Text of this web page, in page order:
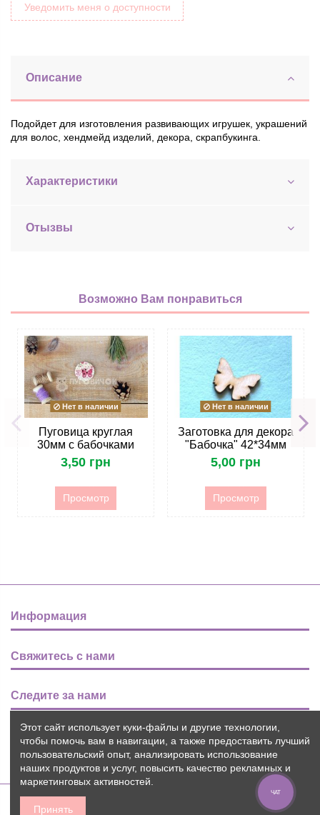
Уведомить меня о доступности
Описание
Подойдет для изготовления развивающих игрушек, украшений
для волос, хендмейд изделий, декора, скрапбукинга.
Характеристики
Отызвы
Возможно Вам понравиться
Нет в наличии
Пуговица круглая
30мм с бабочками
3,50 грн
Просмотр
Нет в наличии
Заготовка для декора
"Бабочка" 42*34мм
5,00 грн
Просмотр
Информация
Свяжитесь с нами
Следите за нами
Новости
Этот сайт использует куки-файлы и другие технологии,
чтобы помочь вам в навигации, а также предоставить лучший
пользовательский опыт, анализировать использование
наших продуктов и услуг, повысить качество рекламных и
маркетинговых активностей.
Принять
ЧАТ